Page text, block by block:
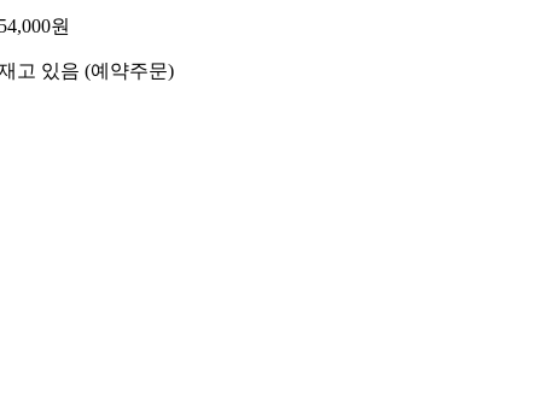
원
고 있음 (예약주문)